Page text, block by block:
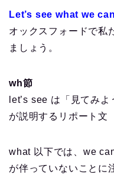
Let’s see what we
オックスフォードで私
ましょう。
wh節
let’s see は「見てみ
が説明するリポート文
what 以下では、we
が伴っていないことに